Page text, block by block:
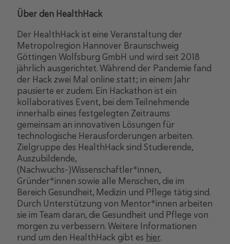
Über den HealthHack
Der HealthHack ist eine Veranstaltung der
Metropolregion Hannover Braunschweig
Göttingen Wolfsburg GmbH und wird seit 2018
jährlich ausgerichtet. Während der Pandemie fand
der Hack zwei Mal online statt; in einem Jahr
pausierte er zudem. Ein Hackathon ist ein
kollaboratives Event, bei dem Teilnehmende
innerhalb eines festgelegten Zeitraums
gemeinsam an innovativen Lösungen für
technologische Herausforderungen arbeiten.
Zielgruppe des HealthHack sind Studierende,
Auszubildende,
(Nachwuchs-)Wissenschaftler*innen,
Gründer*innen sowie alle Menschen, die im
Bereich Gesundheit, Medizin und Pflege tätig sind.
Durch Unterstützung von Mentor*innen arbeiten
sie im Team daran, die Gesundheit und Pflege von
morgen zu verbessern. Weitere Informationen
rund um den HealthHack gibt es hier.